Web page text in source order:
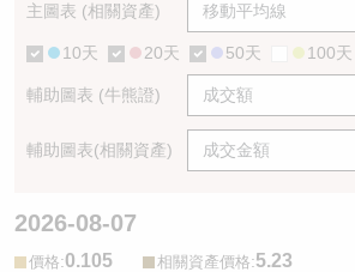
主圖表 (相關資產)
10天 20天 50天 100天
輔助圖表 (牛熊證)
輔助圖表(相關資產)
2026-08-07
價格:0.105 相關資產價格:5.23